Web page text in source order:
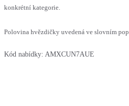
konkrétní kategorie.
Polovina hvězdičky uvedená ve slovním
Kód nabídky: AMXCUN7AUE